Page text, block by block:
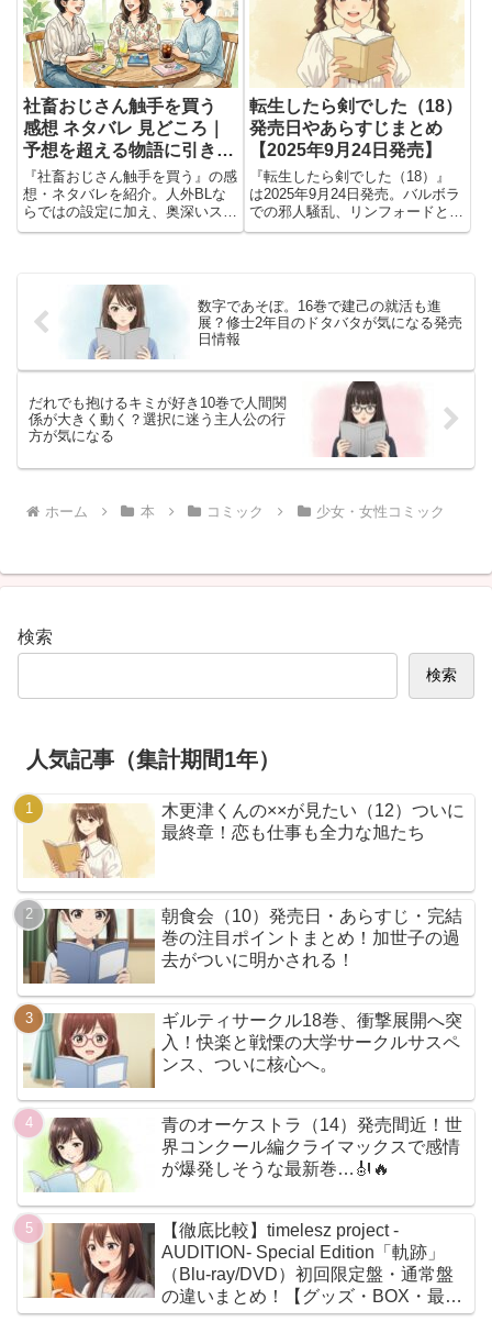
社畜おじさん触手を買う
感想 ネタバレ 見どころ｜
予想を超える物語に引き込
まれる人外BL
『社畜おじさん触手を買う』の感
想・ネタバレを紹介。人外BLな
らではの設定に加え、奥深いスト
ーリーや魅力的なキャラクターた
転生したら剣でした（18）
発売日やあらすじまとめ
【2025年9月24日発売】
『転生したら剣でした（18）』
は2025年9月24日発売。バルボラ
での邪人騒乱、リンフォードと狂
戦士ゼロスリードに挑むフランと
数字であそぼ。16巻で建己の就活も進
展？修士2年目のドタバタが気になる発売
日情報
だれでも抱けるキミが好き10巻で人間関
係が大きく動く？選択に迷う主人公の行
方が気になる
ホーム 本 コミック 少女・女性コミック
検索
検索
人気記事（集計期間1年）
木更津くんの××が見たい（12）ついに
最終章！恋も仕事も全力な旭たち
朝食会（10）発売日・あらすじ・完結
巻の注目ポイントまとめ！加世子の過
去がついに明かされる！
ギルティサークル18巻、衝撃展開へ突
入！快楽と戦慄の大学サークルサスペ
ンス、ついに核心へ。
青のオーケストラ（14）発売間近！世
界コンクール編クライマックスで感情
が爆発しそうな最新巻…🎻🔥
【徹底比較】timelesz project -
AUDITION- Special Edition「軌跡」
（Blu-ray/DVD）初回限定盤・通常盤
の違いまとめ！【グッズ・BOX・最安
値】